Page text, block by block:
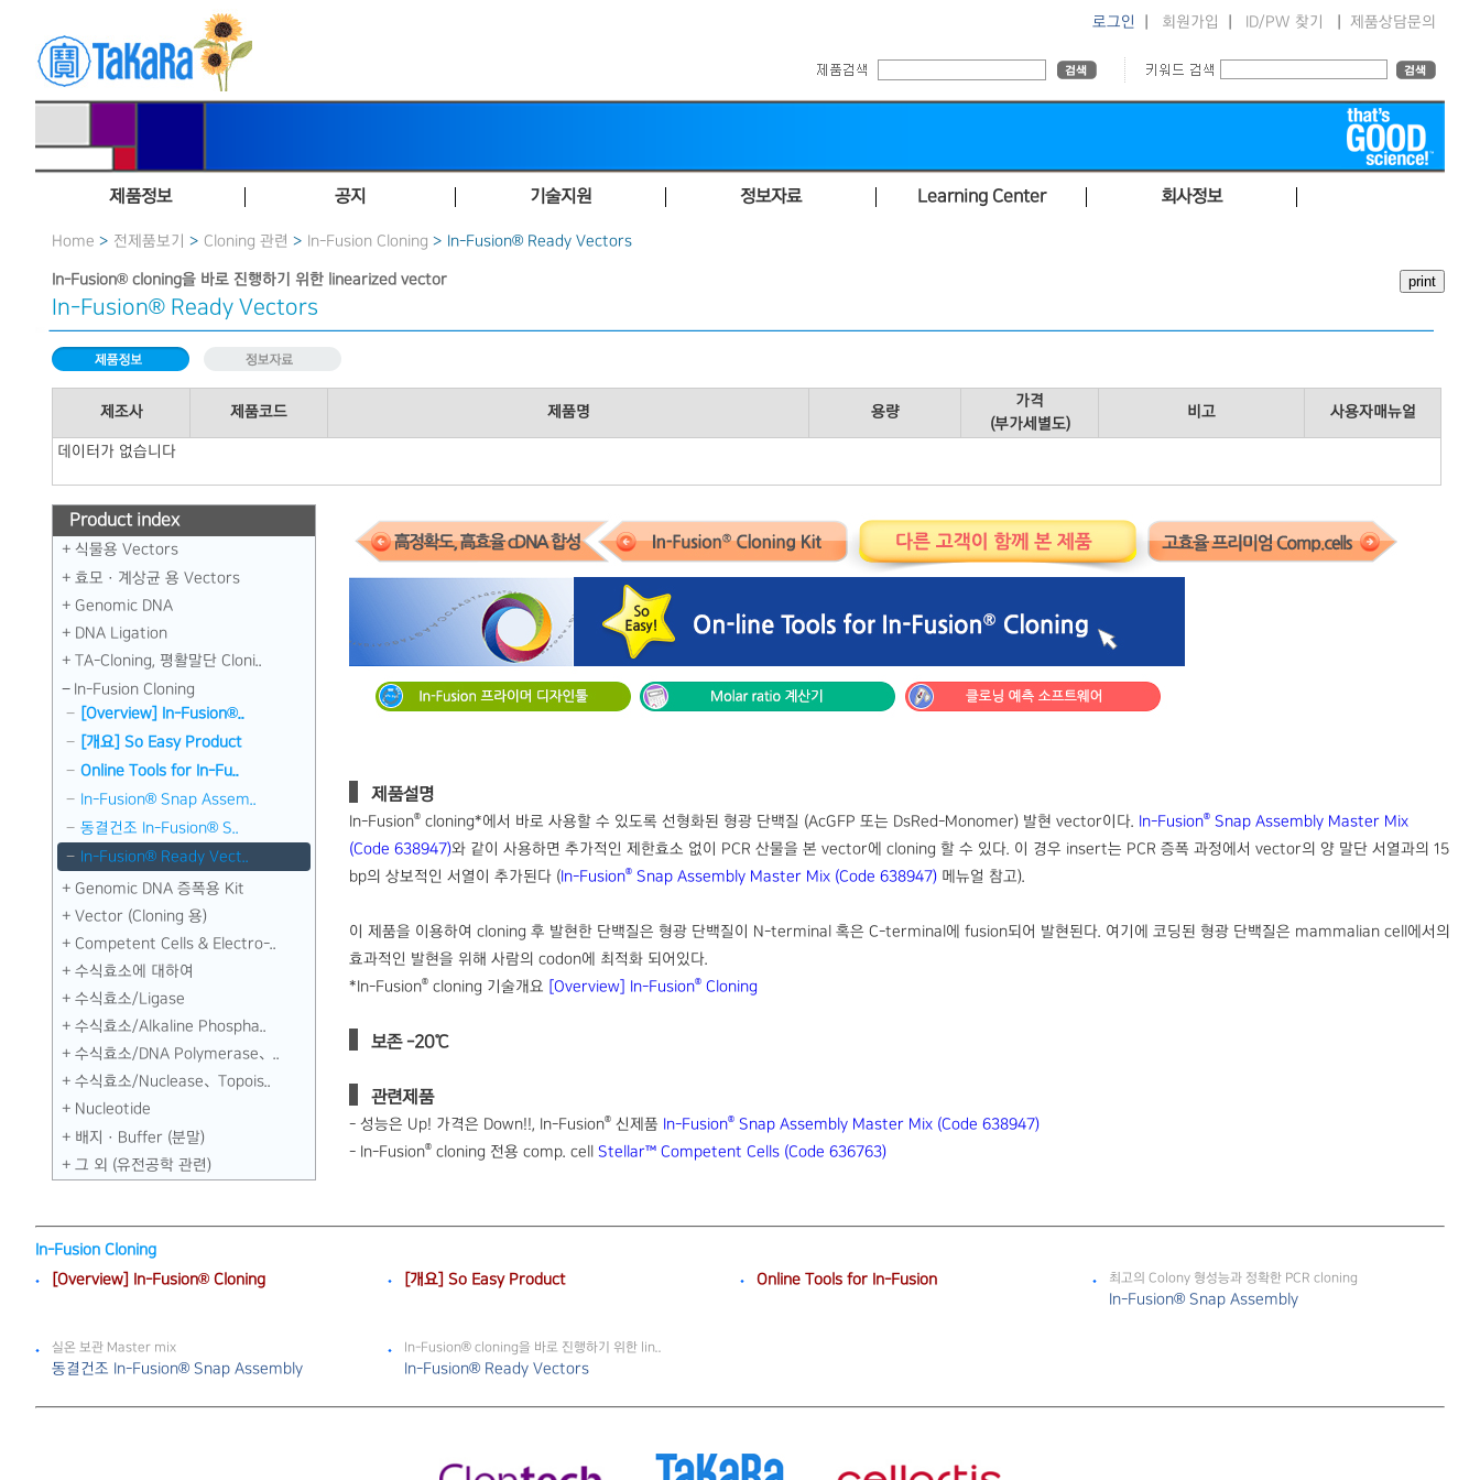
로그인 회원가입 ID/PW 찾기 제품상담문의
제품정보 공지 기술지원 정보자료 Learning Center 회사정보
Home > 전제품보기 > Cloning 관련 > In-Fusion Cloning > In-Fusion® Ready Vectors
In-Fusion® cloning을 바로 진행하기 위한 linearized vector
In-Fusion® Ready Vectors
제조사 제품코드 제품명 용량
가격
(부가세별도)
비고 사용자매뉴얼
데이터가 없습니다
Product index
식물용 Vectors
효모 · 계상균 용 Vectors
Genomic DNA
DNA Ligation
TA-Cloning, 평활말단 Cloni..
In-Fusion Cloning
[Overview] In-Fusion®..
[개요] So Easy Product
Online Tools for In-Fu..
In-Fusion® Snap Assem..
동결건조 In-Fusion® S..
In-Fusion® Ready Vect..
Genomic DNA 증폭용 Kit
Vector (Cloning 용)
Competent Cells & Electro-..
수식효소에 대하여
수식효소／Ligase
수식효소／Alkaline Phospha..
수식효소／DNA Polymerase、..
수식효소／Nuclease、Topois..
Nucleotide
배지 · Buffer (분말)
그 외 (유전공학 관련)
제품설명
In-Fusion® cloning*에서 바로 사용할 수 있도록 선형화된 형광 단백질 (AcGFP 또는 DsRed-Monomer) 발현 vector이다. In-Fusion® Snap Assembly Master Mix
(Code 638947)와 같이 사용하면 추가적인 제한효소 없이 PCR 산물을 본 vector에 cloning 할 수 있다. 이 경우 insert는 PCR 증폭 과정에서 vector의 양 말단 서열과의 15
bp의 상보적인 서열이 추가된다 (In-Fusion® Snap Assembly Master Mix (Code 638947) 메뉴얼 참고).
이 제품을 이용하여 cloning 후 발현한 단백질은 형광 단백질이 N-terminal 혹은 C-terminal에 fusion되어 발현된다. 여기에 코딩된 형광 단백질은 mammalian cell에서의
효과적인 발현을 위해 사람의 codon에 최적화 되어있다.
*In-Fusion® cloning 기술개요 [Overview] In-Fusion® Cloning
보존 -20℃
관련제품
- 성능은 Up! 가격은 Down!!, In-Fusion® 신제품 In-Fusion® Snap Assembly Master Mix (Code 638947)
- In-Fusion® cloning 전용 comp. cell Stellar™ Competent Cells (Code 636763)
In-Fusion Cloning
[Overview] In-Fusion® Cloning
[개요] So Easy Product Online Tools for In-Fusion 최고의 Colony 형성능과 정확한 PCR cloning
In-Fusion® Snap Assembly
실온 보관 Master mix
동결건조 In-Fusion® Snap Assembly
In-Fusion® cloning을 바로 진행하기 위한 lin..
In-Fusion® Ready Vectors